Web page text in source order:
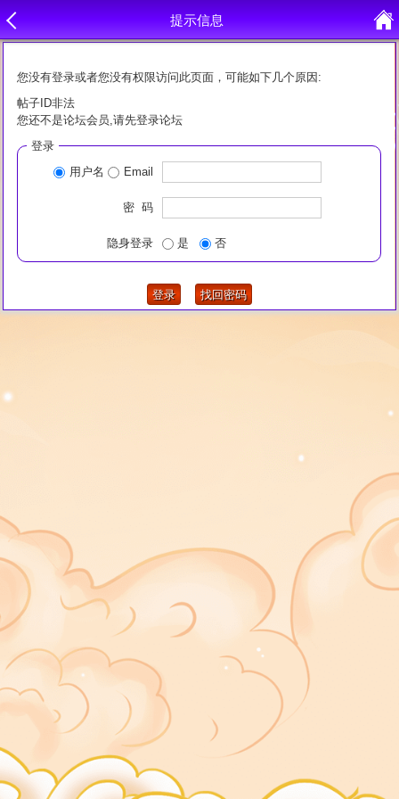
提示信息
您没有登录或者您没有权限访问此页面，可能如下几个原因:
帖子ID非法
您还不是论坛会员,请先登录论坛
登录
用户名
Email
密 码
隐身登录 是 否